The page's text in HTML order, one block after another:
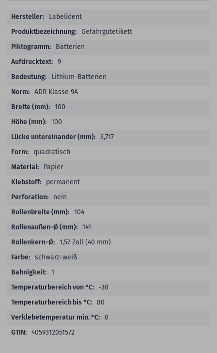
ProduktdetailsLabelident
Gefahrgutetikett
Batterien
9
Lithium-Batterien
ADR Klasse 9A
100
100
3,717
quadratisch
Papier
permanent
nein
104
141
1,57 Zoll (40 mm)
schwarz-weiß
1
-30
80
0
4059312051572